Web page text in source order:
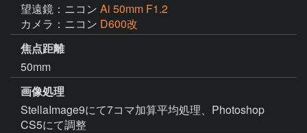
望遠鏡：ニコン Ai 50mm F1.2
カメラ：ニコン D600改
焦点距離
50mm
画像処理
StellaImage9にて7コマ加算平均処理、Photoshop
CS5にて調整